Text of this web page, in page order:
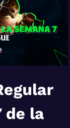
de la